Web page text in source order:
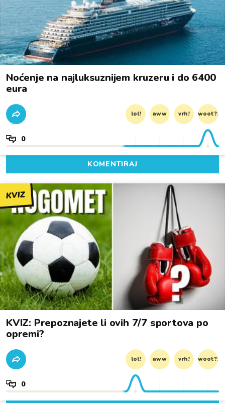
Noćenje na najluksuznijem kruzeru i do 6400
eura
lol! aww vrh! woot?!
0
KOMENTIRAJ
KVIZ
KVIZ: Prepoznajete li ovih 7/7 sportova po
opremi?
lol! aww vrh! woot?!
0